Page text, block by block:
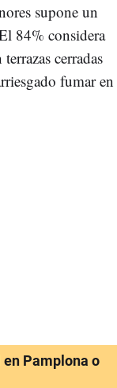
supone un
84% considera
cerradas
fumar en
Pamplona o